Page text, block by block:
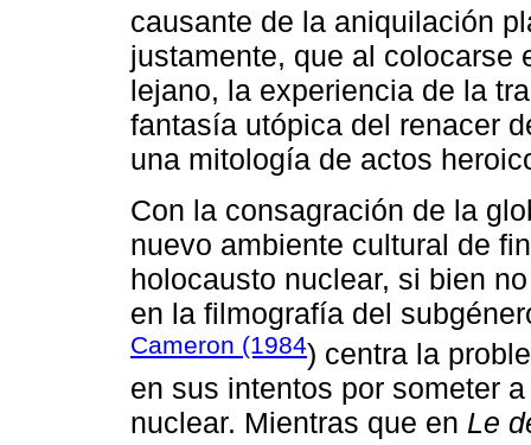
causante de la aniquilación
justamente, que al colocarse
lejano, la experiencia de la
fantasía utópica del renacer
una mitología de actos
Con la consagración de la
nuevo ambiente cultural de
holocausto nuclear, si bien
en la filmografía del
Cameron (1984) centra la
en sus intentos por someter
nuclear. Mientras que en Le